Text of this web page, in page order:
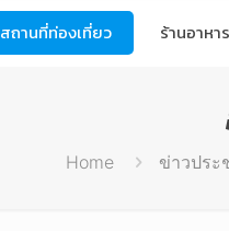
สถานที่ท่องเที่ยว ร้านอาหาร
Home ข่าวปร